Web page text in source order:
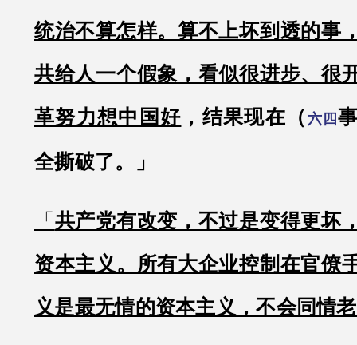
统治不算怎样。算不上坏到透的事
共给人一个假象，看似很进步、很
革努力想中国好 ，结果现在（ 六四
全撕破了。」
「 共产党有改变，不过是变得更坏
资本主义。所有大企业控制在官僚
义是最无情的资本主义，不会同情